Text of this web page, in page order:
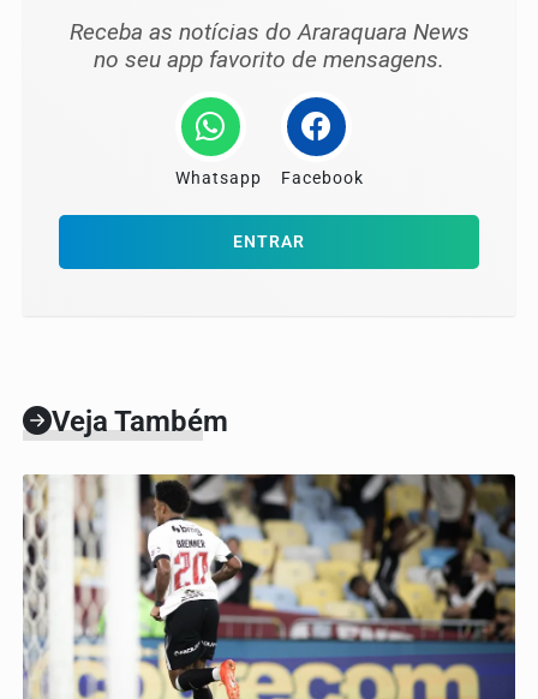
Receba as notícias do Araraquara News
no seu app favorito de mensagens.
Whatsapp Facebook
ENTRAR
Veja Também